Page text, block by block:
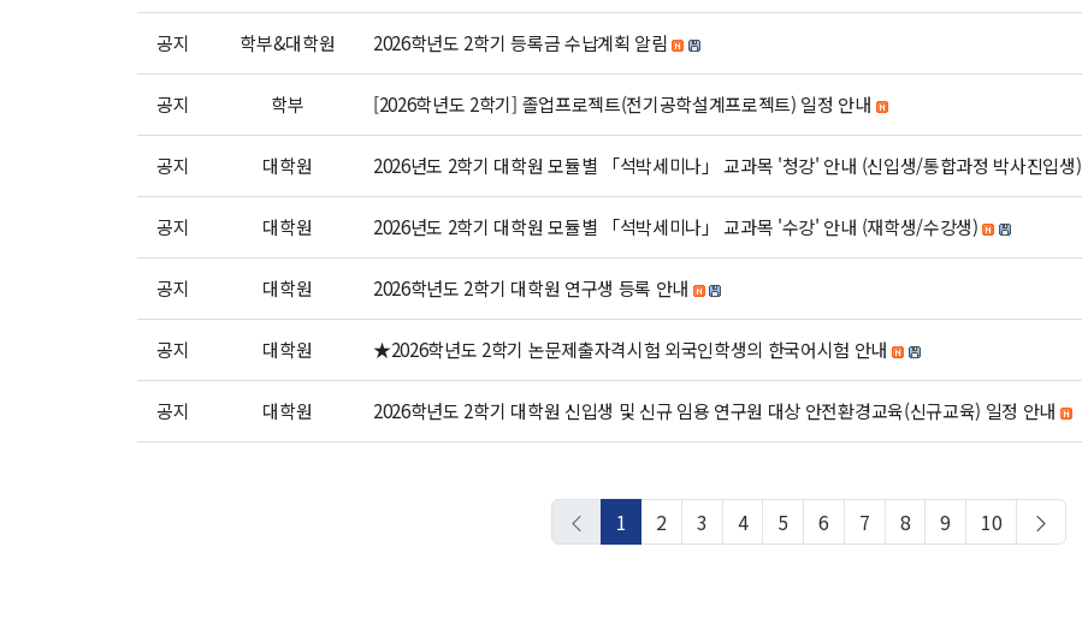
공지 학부&대학원 2026학년도 2학기 등록금 수납계획 알림
공지 학부 [2026학년도 2학기] 졸업프로젝트(전기공학설계프로젝트) 일정 안내
공지 대학원 2026년도 2학기 대학원 모듈별 「석박세미나」 교과목 '청강' 안내 (신입생/통합과정 박사진입생)
공지 대학원 2026년도 2학기 대학원 모듈별 「석박세미나」 교과목 '수강' 안내 (재학생/수강생)
공지 대학원 2026학년도 2학기 대학원 연구생 등록 안내
공지 대학원 ★2026학년도 2학기 논문제출자격시험 외국인학생의 한국어시험 안내
공지 대학원 2026학년도 2학기 대학원 신입생 및 신규 임용 연구원 대상 안전환경교육(신규교육) 일정 안내
1 2 3 4 5 6 7 8 9 10